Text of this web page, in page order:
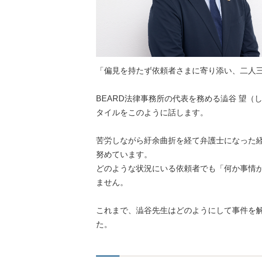
「偏見を持たず依頼者さまに寄り添い、二人
BEARD法律事務所の代表を務める澁谷 望（
タイルをこのように話します。
苦労しながら紆余曲折を経て弁護士になった
努めています。
どのような状況にいる依頼者でも「何か事情
ません。
これまで、澁谷先生はどのようにして事件を
た。